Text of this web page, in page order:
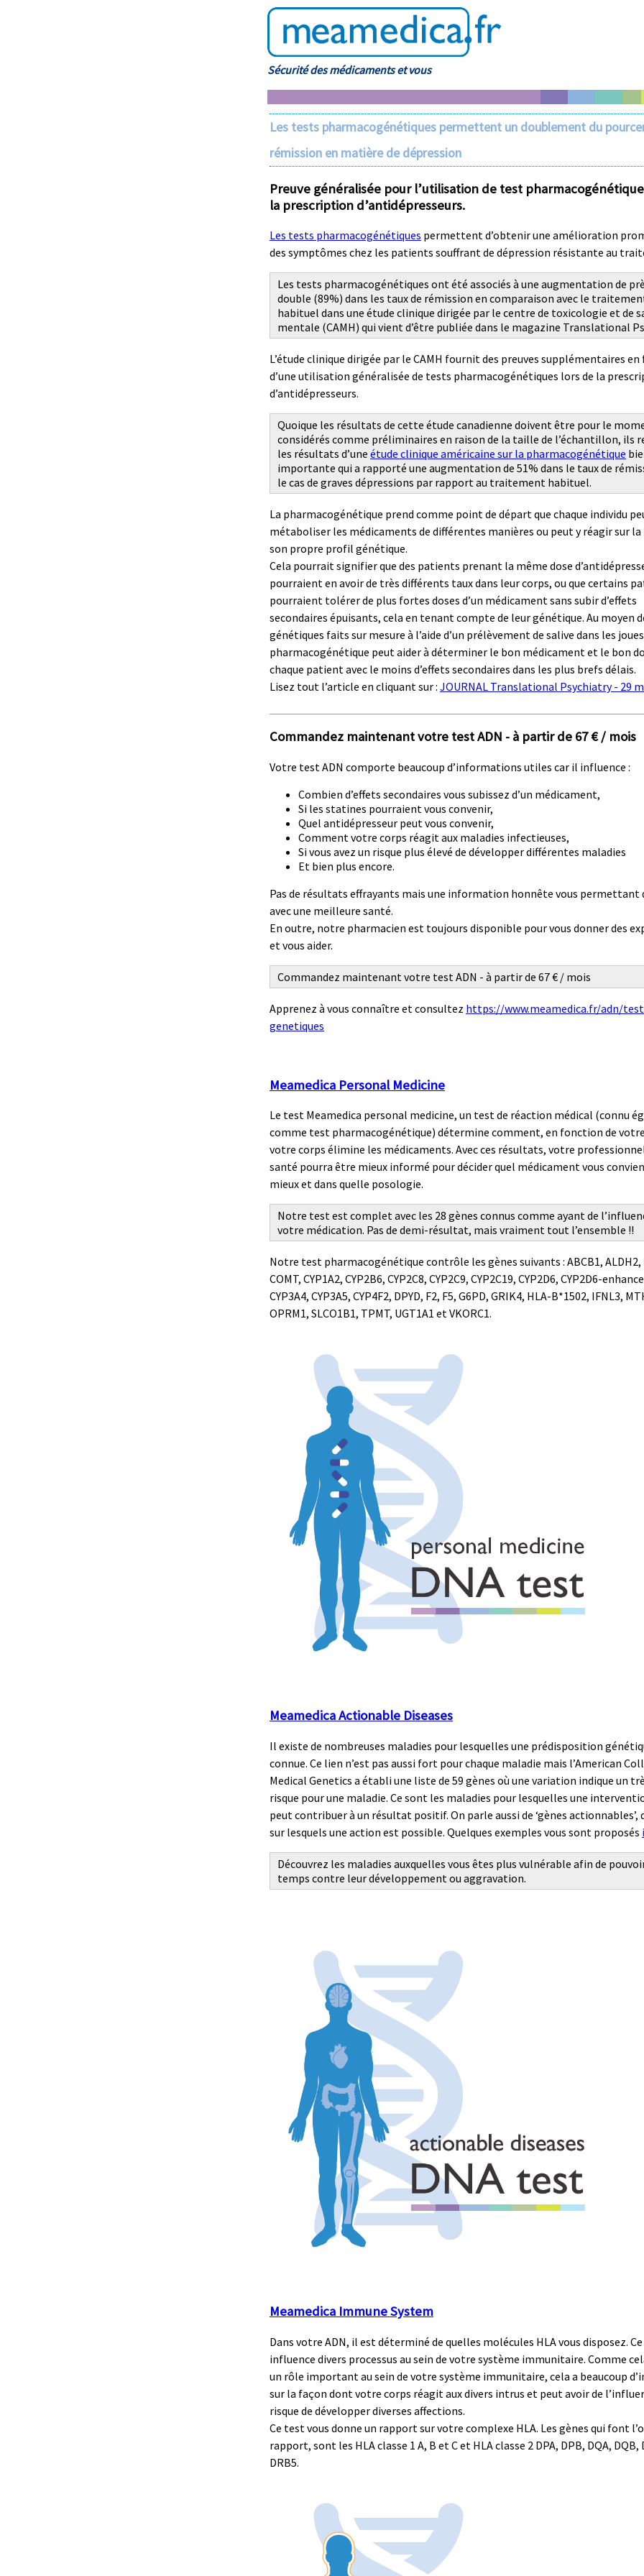
Sécurité des médicaments et vous
Les tests pharmacogénétiques permettent un doublement du
rémission en matière de dépression
Preuve généralisée pour l’utilisation de test
la prescription d’antidépresseurs.
Les tests pharmacogénétiques permettent d’obtenir une amélioration
des symptômes chez les patients souffrant de dépression résistante au
Les tests pharmacogénétiques ont été associés à une augmentation de
double (89%) dans les taux de rémission en comparaison avec le
habituel dans une étude clinique dirigée par le centre de toxicologie et de
mentale (CAMH) qui vient d’être publiée dans le magazine Translational
L’étude clinique dirigée par le CAMH fournit des preuves supplémentaires en
d’une utilisation généralisée de tests pharmacogénétiques lors de la
d’antidépresseurs.
Quoique les résultats de cette étude canadienne doivent être pour le
considérés comme préliminaires en raison de la taille de l’échantillon, ils
les résultats d’une étude clinique américaine sur la pharmacogénétique
importante qui a rapporté une augmentation de 51% dans le taux de
le cas de graves dépressions par rapport au traitement habituel.
La pharmacogénétique prend comme point de départ que chaque individu
métaboliser les médicaments de différentes manières ou peut y réagir sur la
son propre profil génétique.
Cela pourrait signifier que des patients prenant la même dose
pourraient en avoir de très différents taux dans leur corps, ou que certains
pourraient tolérer de plus fortes doses d’un médicament sans subir d’effets
secondaires épuisants, cela en tenant compte de leur génétique. Au moyen
génétiques faits sur mesure à l’aide d’un prélèvement de salive dans les
pharmacogénétique peut aider à déterminer le bon médicament et le bon
chaque patient avec le moins d’effets secondaires dans les plus brefs délais.
Lisez tout l’article en cliquant sur : JOURNAL Translational Psychiatry - 29
Commandez maintenant votre test ADN - à partir de 67 € / mois
Votre test ADN comporte beaucoup d’informations utiles car il influence :
Combien d’effets secondaires vous subissez d’un médicament,
Si les statines pourraient vous convenir,
Quel antidépresseur peut vous convenir,
Comment votre corps réagit aux maladies infectieuses,
Si vous avez un risque plus élevé de développer différentes maladies
Et bien plus encore.
Pas de résultats effrayants mais une information honnête vous permettant
avec une meilleure santé.
En outre, notre pharmacien est toujours disponible pour vous donner des
et vous aider.
Commandez maintenant votre test ADN - à partir de 67 € / mois
Apprenez à vous connaître et consultez https://www.meamedica.fr/adn/
genetiques
Meamedica Personal Medicine
Le test Meamedica personal medicine, un test de réaction médical (connu
comme test pharmacogénétique) détermine comment, en fonction de
votre corps élimine les médicaments. Avec ces résultats, votre
santé pourra être mieux informé pour décider quel médicament vous
mieux et dans quelle posologie.
Notre test est complet avec les 28 gènes connus comme ayant de
votre médication. Pas de demi-résultat, mais vraiment tout l’ensemble !!
Notre test pharmacogénétique contrôle les gènes suivants : ABCB1, ALDH2,
COMT, CYP1A2, CYP2B6, CYP2C8, CYP2C9, CYP2C19, CYP2D6, CYP2D6-
CYP3A4, CYP3A5, CYP4F2, DPYD, F2, F5, G6PD, GRIK4, HLA-B*1502, IFNL3,
OPRM1, SLCO1B1, TPMT, UGT1A1 et VKORC1.
Meamedica Actionable Diseases
Il existe de nombreuses maladies pour lesquelles une prédisposition
connue. Ce lien n’est pas aussi fort pour chaque maladie mais l’American
Medical Genetics a établi une liste de 59 gènes où une variation indique un
risque pour une maladie. Ce sont les maladies pour lesquelles une
peut contribuer à un résultat positif. On parle aussi de ‘gènes actionnables’,
sur lesquels une action est possible. Quelques exemples vous sont proposés
Découvrez les maladies auxquelles vous êtes plus vulnérable afin de
temps contre leur développement ou aggravation.
Meamedica Immune System
Dans votre ADN, il est déterminé de quelles molécules HLA vous disposez.
influence divers processus au sein de votre système immunitaire. Comme
un rôle important au sein de votre système immunitaire, cela a beaucoup
sur la façon dont votre corps réagit aux divers intrus et peut avoir de
risque de développer diverses affections.
Ce test vous donne un rapport sur votre complexe HLA. Les gènes qui font
rapport, sont les HLA classe 1 A, B et C et HLA classe 2 DPA, DPB, DQA, DQB,
DRB5.